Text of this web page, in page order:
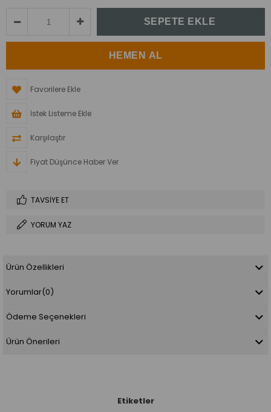
Favorilere Ekle
İstek Listeme Ekle
Karşılaştır
Fiyat Düşünce Haber Ver
TAVSIYE ET
YORUM YAZ
Ürün Özellikleri
Yorumlar(0)
Ödeme Seçenekleri
Ürün Önerileri
Etiketler